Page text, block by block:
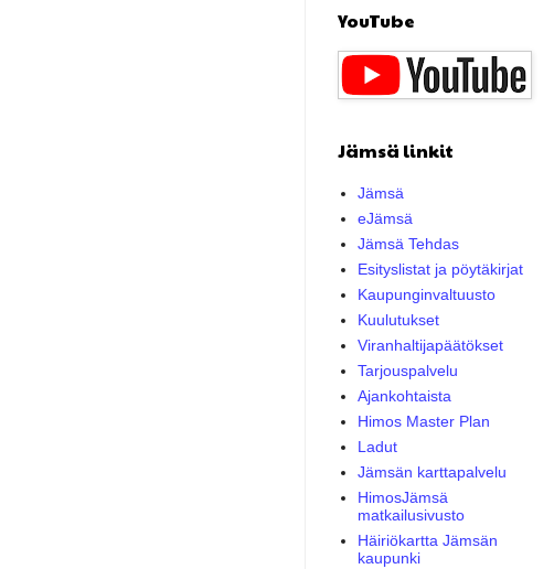
YouTube
Jämsä linkit
Jämsä
eJämsä
Jämsä Tehdas
Esityslistat ja pöytäkirjat
Kaupunginvaltuusto
Kuulutukset
Viranhaltijapäätökset
Tarjouspalvelu
Ajankohtaista
Himos Master Plan
Ladut
Jämsän karttapalvelu
HimosJämsä
matkailusivusto
Häiriökartta Jämsän
kaupunki